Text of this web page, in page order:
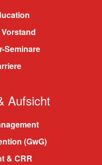
Seminare
Aufsicht
(GwG)
& CRR